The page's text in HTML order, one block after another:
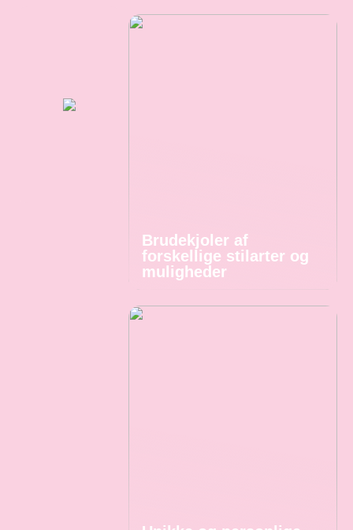
Brudekjoler af
forskellige stilarter og
muligheder